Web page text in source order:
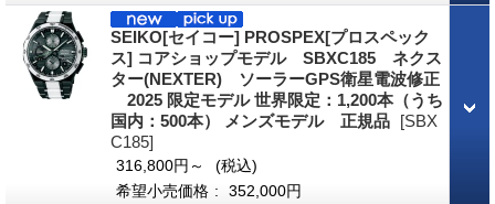
SEIKO[セイコー] PROSPEX[プロスペック
ス] コアショップモデル SBXC185 ネクス
ター(NEXTER) ソーラーGPS衛星電波修正
2025 限定モデル 世界限定：1,200本（うち
国内：500本） メンズモデル 正規品 [SBX
C185]
316,800円～
(税込)
希望小売価格 : 352,000円